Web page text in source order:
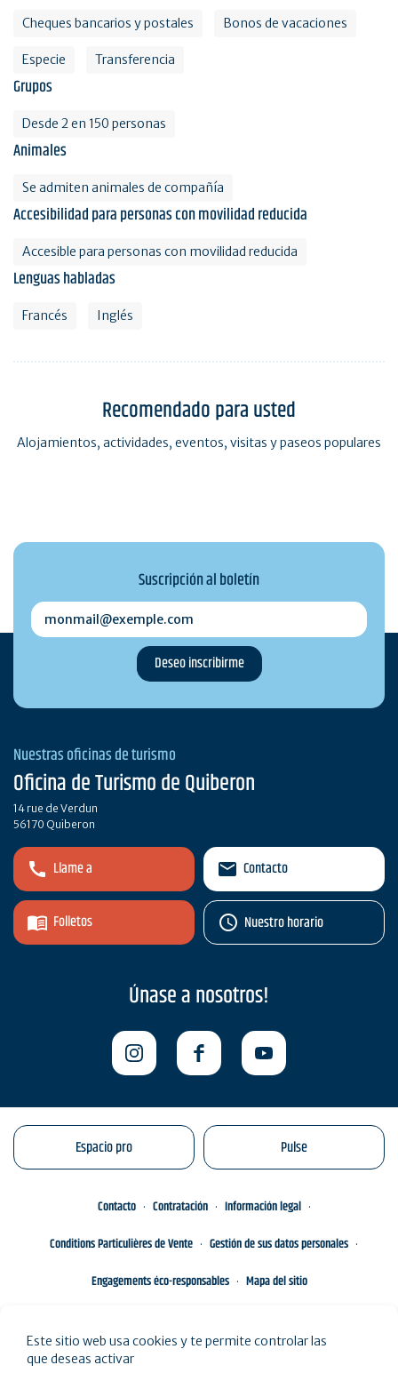
Cheques bancarios y postales Bonos de vacaciones
Especie Transferencia
Grupos
Desde 2 en 150 personas
Animales
Se admiten animales de compañía
Accesibilidad para personas con movilidad reducida
Accesible para personas con movilidad reducida
Lenguas habladas
Francés Inglés
Recomendado para usted
Alojamientos, actividades, eventos, visitas y paseos populares
Suscripción al boletín
monmail@exemple.com
Nuestras oficinas de turismo
Oficina de Turismo de Quiberon
14 rue de Verdun
56170 Quiberon
Llame a
Folletos
Contacto
Nuestro horario
Únase a nosotros!
Espacio pro Pulse
Contacto Contratación
Información legal
Conditions Particulières de Vente
Gestión de sus datos personales
Engagements éco-responsables
Mapa del sitio
Este sitio web usa cookies y te permite controlar las
que deseas activar